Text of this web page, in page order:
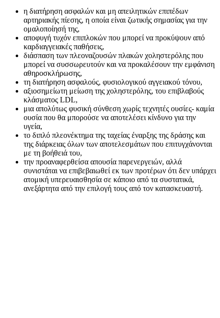
η διατήρηση ασφαλών και μη απειλητικών επιπέδων
αρτηριακής πίεσης, η οποία είναι ζωτικής σημασίας για την
ομαλοποίησή της,
αποφυγή τυχόν επιπλοκών που μπορεί να προκύψουν από
καρδιαγγειακές παθήσεις,
διάσπαση των πλεοναζουσών πλακών χοληστερόλης που
μπορεί να συσσωρευτούν και να προκαλέσουν την εμφάνιση
αθηροσκλήρωσης,
τη διατήρηση ασφαλούς, φυσιολογικού αγγειακού τόνου,
αξιοσημείωτη μείωση της χοληστερόλης, του επιβλαβούς
κλάσματος LDL,
μια απολύτως φυσική σύνθεση χωρίς τεχνητές ουσίες- καμία
ουσία που θα μπορούσε να αποτελέσει κίνδυνο για την
υγεία,
το διπλό πλεονέκτημα της ταχείας έναρξης της δράσης και
της διάρκειας όλων των αποτελεσμάτων που επιτυγχάνονται
με τη βοήθειά του,
την προαναφερθείσα απουσία παρενεργειών, αλλά
συνιστάται να επιβεβαιωθεί εκ των προτέρων ότι δεν υπάρχει
ατομική υπερευαισθησία σε κάποιο από τα συστατικά,
ανεξάρτητα από την επιλογή τους από τον κατασκευαστή.